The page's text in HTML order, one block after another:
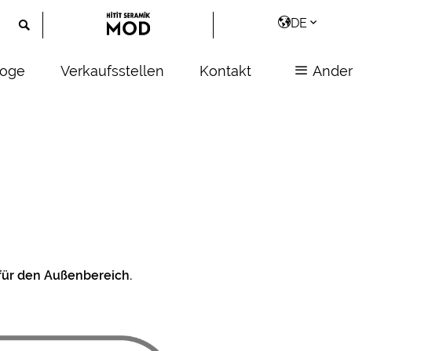
DE
Verkaufsstellen Kontakt Ander
den Außenbereich.